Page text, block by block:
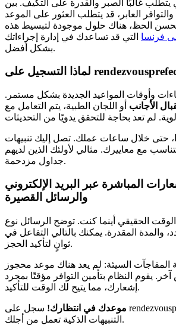
يتطلب غالبًا الصبر والقدرة على التكيف. بين
العابر، قد يتطلب العثور على الموعد
الحظ، هناك حلول موجودة لتبسيط هذه
فرنسا التي قد تساعدك في إدارة إجراءاتك
بشكل أفضل.
وأوقات المواعيد الجديدة بشكل مستمر.
الأجانب أو اللجان الطبية، يتم التعامل مع
حتى خلال ساعات عملك. تصل إليك تنبيهات
مع معاييرك. مثالي لأولئك الذين لديهم
جداول مزدحمة.
المباشرة عبر البريد الإلكتروني
والرسائل القصيرة
الحقيقي أينما كنت. توضح الرسائل نوع
والمدة المقدرة. يمكنك بالتالي التفاعل في
ثوانٍ لتأكيد الحجز.
المفاجآت السيئة: لم يعد هناك موعد محجوز
يقوم النظام بتأمين التوافر مؤقتًا بمجرد
إشعارك، مما يتيح لك الوقت للتأكيد.
موعدك في انتظارك! سجل على rendezvousprefecture.com واترك
التنبيهات الذكية تعمل من أجلك.